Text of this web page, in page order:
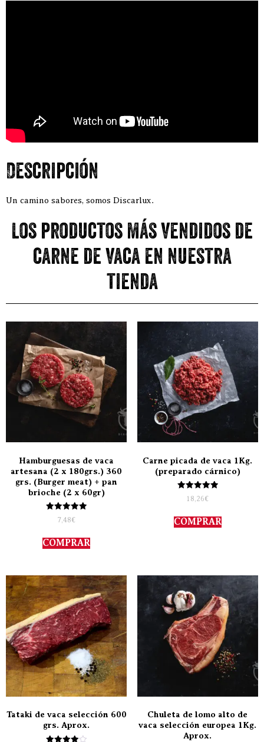
Descripción
Un camino sabores, somos Discarlux.
Los productos más vendidos de
carne de vaca en nuestra
tienda
Hamburguesas de vaca
artesana (2 x 180grs.) 360
grs. (Burger meat) + pan
brioche (2 x 60gr)
Valorado
con
de 5
7,48€
COMPRAR
Carne picada de vaca 1Kg.
(preparado cárnico)
Valorado
con
de 5
18,26€
COMPRAR
Tataki de vaca selección 600
grs. Aprox.
Chuleta de lomo alto de
vaca selección europea 1Kg.
Aprox.